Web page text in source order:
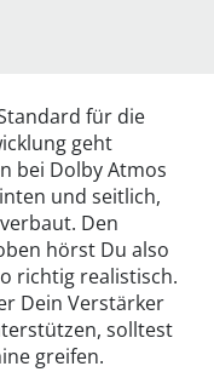
für die
geht
bei Dolby Atmos
und seitlich,
Den
hörst Du also
richtig realistisch.
Dein Verstärker
solltest
greifen.